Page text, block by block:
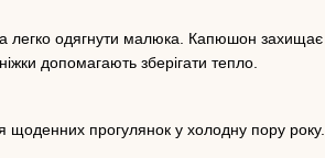
легко одягнути малюка. Капюшон захищає
допомагають зберігати тепло.
щоденних прогулянок у холодну пору року.